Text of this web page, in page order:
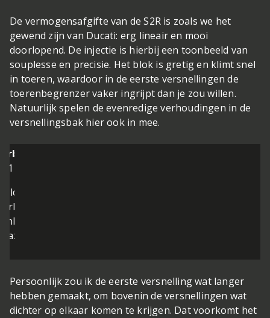
De vermogensafgifte van de S2R is zoals we het
gewend zijn van Ducati: erg lineair en mooi
doorlopend. De injectie is hierbij een toonbeeld van
souplesse en precisie. Het blok is gretig en klimt snel
in toeren, waardoor in de eerste versnellingen de
toerenbegrenzer vaker ingrijpt dan je zou willen.
Natuurlijk spelen de evenredige verhoudingen in de
versnellingsbak hier ook in mee.
van zuinigheid zijn, was het met deze S2R een heel
over hoe snel het benzinelampje ging branden.
hier ook in mee, maar een gemiddeld verbruik van
was.
Persoonlijk zou ik de eerste versnelling wat langer
hebben gemaakt, om bovenin de versnellingen wat
dichter op elkaar komen te krijgen. Dat voorkomt het